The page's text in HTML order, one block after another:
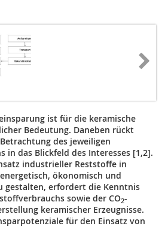
ist für die keramische
Bedeutung. Daneben rückt
des jeweiligen
in das Blickfeld des Interesses [1,2].
industrieller Reststoffe in
ökonomisch und
gestalten, erfordert die Kenntnis
sowie der CO2-
keramischer Erzeug­nisse.
für den Einsatz von